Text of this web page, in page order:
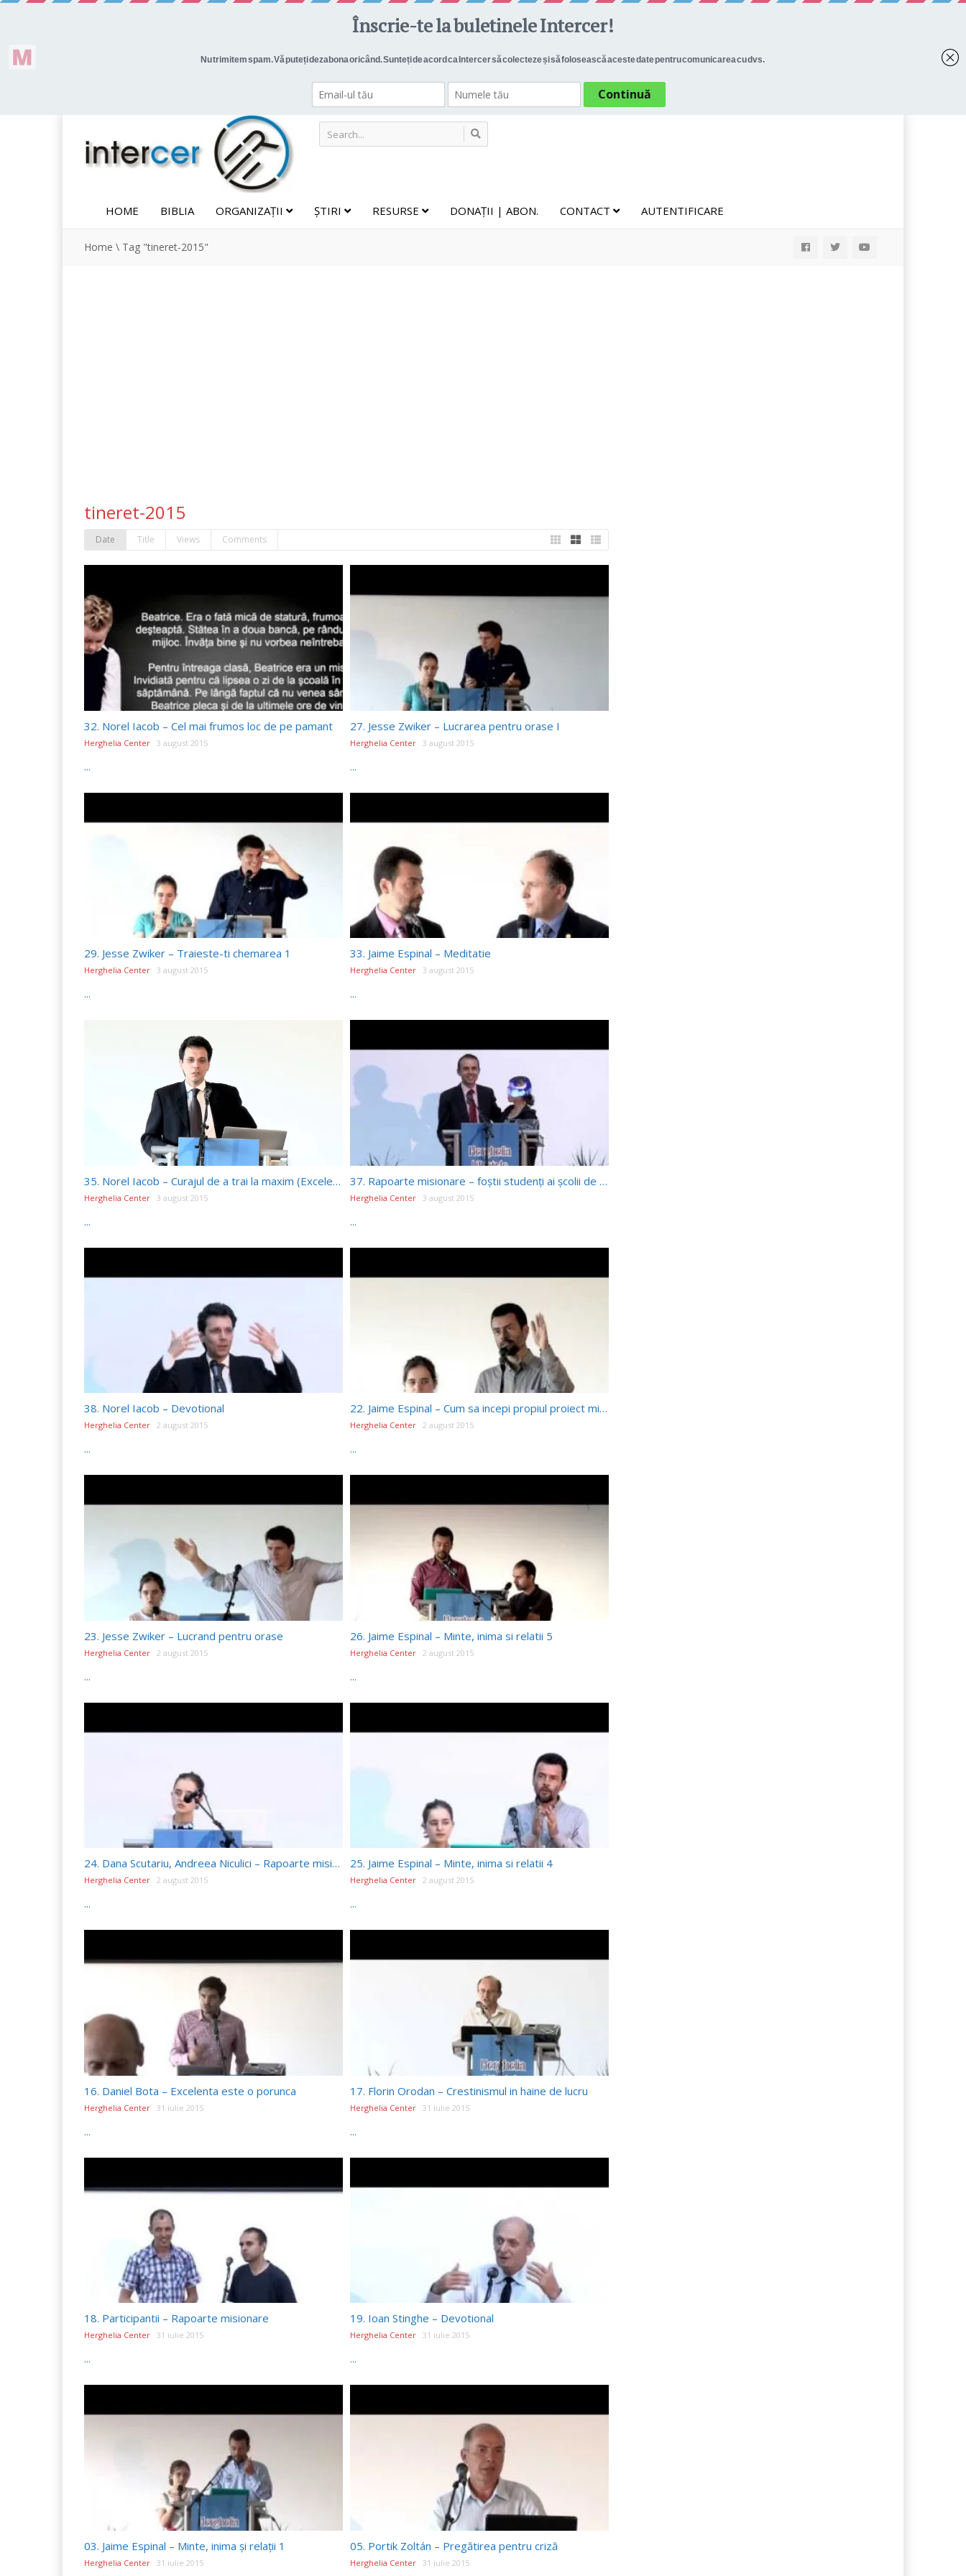
HOME BIBLIA ORGANIZAȚII ȘTIRI RESURSE DONAȚII | ABON. CONTACT AUTENTIFICARE
Home \ Tag "tineret-2015"
tineret-2015
Date Title Views Comments
32. Norel Iacob – Cel mai frumos loc de pe pamant
Herghelia Center 3 august 2015
...
27. Jesse Zwiker – Lucrarea pentru orase I
Herghelia Center 3 august 2015
...
29. Jesse Zwiker – Traieste-ti chemarea 1
Herghelia Center 3 august 2015
...
33. Jaime Espinal – Meditatie
Herghelia Center 3 august 2015
...
35. Norel Iacob – Curajul de a trai la maxim (Excelenta )
Herghelia Center 3 august 2015
...
37. Rapoarte misionare – foștii studenți ai școlii de la Herghelia
Herghelia Center 3 august 2015
...
38. Norel Iacob – Devotional
Herghelia Center 2 august 2015
...
22. Jaime Espinal – Cum sa incepi propiul proiect misionar
Herghelia Center 2 august 2015
...
23. Jesse Zwiker – Lucrand pentru orase
Herghelia Center 2 august 2015
...
26. Jaime Espinal – Minte, inima si relatii 5
Herghelia Center 2 august 2015
...
24. Dana Scutariu, Andreea Niculici – Rapoarte misionare
Herghelia Center 2 august 2015
...
25. Jaime Espinal – Minte, inima si relatii 4
Herghelia Center 2 august 2015
...
16. Daniel Bota – Excelenta este o porunca
Herghelia Center 31 iulie 2015
...
17. Florin Orodan – Crestinismul in haine de lucru
Herghelia Center 31 iulie 2015
...
18. Participantii – Rapoarte misionare
Herghelia Center 31 iulie 2015
...
19. Ioan Stinghe – Devotional
Herghelia Center 31 iulie 2015
...
03. Jaime Espinal – Minte, inima și relații 1
Herghelia Center 31 iulie 2015
05. Portik Zoltán – Pregătirea pentru criză
Herghelia Center 31 iulie 2015